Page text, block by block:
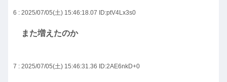
6 : 2025/07/05(土) 15:46:18.07 ID:ptV4Lx3s0
また増えたのか
7 : 2025/07/05(土) 15:46:31.36 ID:2AE6nkD+0